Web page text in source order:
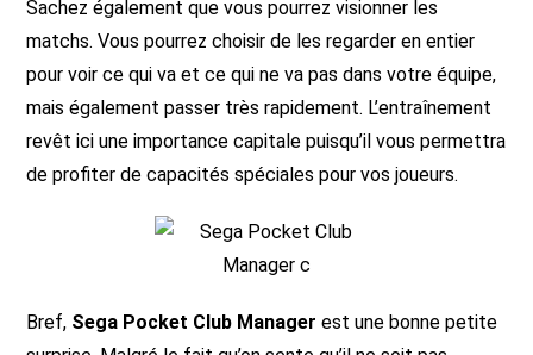
Sachez également que vous pourrez visionner les
matchs. Vous pourrez choisir de les regarder en entier
pour voir ce qui va et ce qui ne va pas dans votre équipe,
mais également passer très rapidement. L’entraînement
revêt ici une importance capitale puisqu’il vous permettra
de profiter de capacités spéciales pour vos joueurs.
Bref, Sega Pocket Club Manager est une bonne petite